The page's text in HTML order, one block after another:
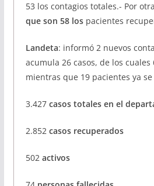
53 los contagios totales.- Por
que son 58 los pacientes
Landeta: informó 2 nuevos
acumula 26 casos, de los cuales
mientras que 19 pacientes ya
3.427 casos totales en el
2.852 casos recuperados
502activos